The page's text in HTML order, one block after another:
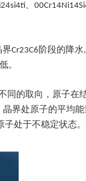
、
Cr23C6阶段的降水
。
同的取向，原子在
界处原子的平均能
处于不稳定状态。